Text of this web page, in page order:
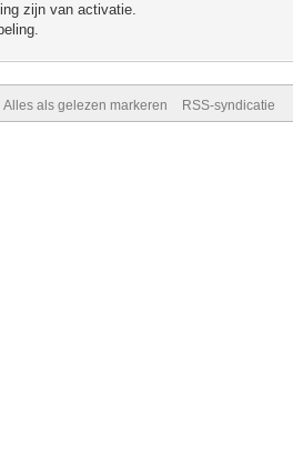
zijn van activatie.
Alles als gelezen markeren RSS-syndicatie